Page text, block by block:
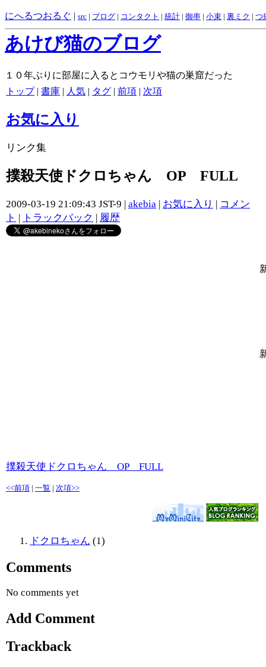
にへるつおるぐ | src | ブログ | コンタクト | 統計 | 御串 | 小束 | 裏ミク | つ
あけび猫のブログ
１０年ぶりに部屋に入るとコウモリや猫の巣窟だった
トップ| 書庫 | 人気 | タグ | 前項 | 次項
お気に入り
リンク集
撲殺天使ドクロちゃん OP FULL
2009-03-19 21:09:43 JST-9 | akebia | お気に入り | コメン
ト | トラックバック | 履歴
撲殺天使ドクロちゃん OP FULL
<<前項 | 一覧 | 次項>>
ドクロちゃん (1)
Comments
No comments yet
Add Comment
Trackback